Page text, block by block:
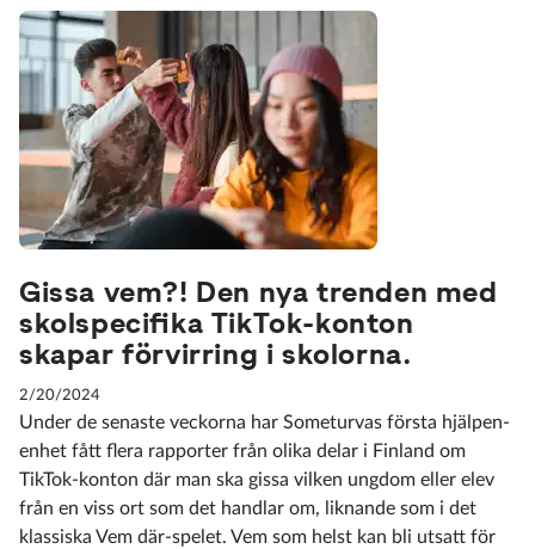
Gissa vem?! Den nya trenden med
skolspecifika TikTok-konton
skapar förvirring i skolorna.
2/20/2024
Under de senaste veckorna har Someturvas första hjälpen-
enhet fått flera rapporter från olika delar i Finland om
TikTok-konton där man ska gissa vilken ungdom eller elev
från en viss ort som det handlar om, liknande som i det
klassiska Vem där-spelet. Vem som helst kan bli utsatt för